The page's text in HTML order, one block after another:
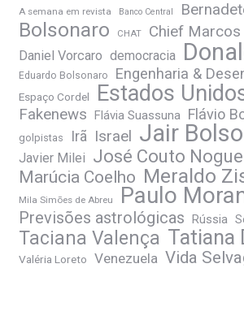
A semana em revista Banco Central
Bolsonaro CHAT Chief
Daniel Vorcaro democracia
Eduardo Bolsonaro Engenharia &
Espaço Cordel Estados
Fakenews Flávia Suassuna Flávio
golpistas Irã Israel Jair
Javier Milei José Couto
Marúcia Coelho Meraldo
Mila Simões de Abreu Paulo
Previsões astrológicas Rússia
Taciana Valença Tatiana
Valéria Loreto Venezuela Vida